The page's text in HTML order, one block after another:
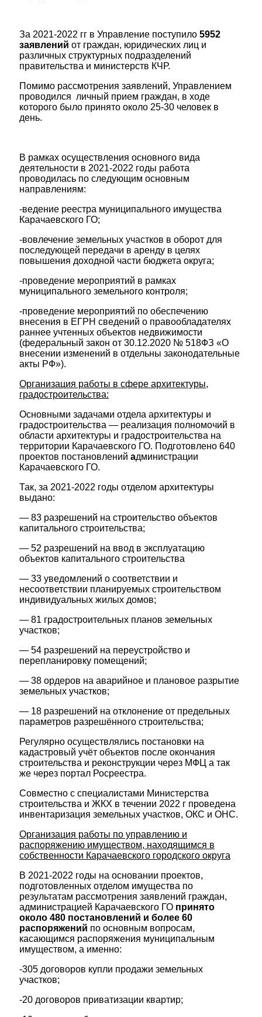
За 2021-2022 гг в Управление поступило 5952
заявлений от граждан, юридических лиц и
различных структурных подразделений
правительства и министерств КЧР.
Помимо рассмотрения заявлений, Управлением
проводился личный прием граждан, в ходе
которого было принято около 25-30 человек в
день.
В рамках осуществления основного вида
деятельности в 2021-2022 годы работа
проводилась по следующим основным
направлениям:
-ведение реестра муниципального имущества
Карачаевского ГО;
-вовлечение земельных участков в оборот для
последующей передачи в аренду в целях
повышения доходной части бюджета округа;
-проведение мероприятий в рамках
муниципального земельного контроля;
-проведение мероприятий по обеспечению
внесения в ЕГРН сведений о правообладателях
раннее учтенных объектов недвижимости
(федеральный закон от 30.12.2020 № 518ФЗ «О
внесении изменений в отдельны законодательные
акты РФ»).
Организация работы в сфере архитектуры,
градостроительства:
Основными задачами отдела архитектуры и
градостроительства — реализация полномочий в
области архитектуры и градостроительства на
территории Карачаевского ГО. Подготовлено 640
проектов постановлений администрации
Карачаевского ГО.
Так, за 2021-2022 годы отделом архитектуры
выдано:
— 83 разрешений на строительство объектов
капитального строительства;
— 52 разрешений на ввод в эксплуатацию
объектов капитального строительства
— 33 уведомлений о соответствии и
несоответствии планируемых строительством
индивидуальных жилых домов;
— 81 градостроительных планов земельных
участков;
— 54 разрешений на переустройство и
перепланировку помещений;
— 38 ордеров на аварийное и плановое разрытие
земельных участков;
— 18 разрешений на отклонение от предельных
параметров разрешённого строительства;
Регулярно осуществлялись постановки на
кадастровый учёт объектов после окончания
строительства и реконструкции через МФЦ а так
же через портал Росреестра.
Совместно с специалистами Министерства
строительства и ЖКХ в течении 2022 г проведена
инвентаризация земельных участков, ОКС и ОНС.
Организация работы по управлению и
распоряжению имуществом, находящимся в
собственности Карачаевского городского округа
В 2021-2022 годы на основании проектов,
подготовленных отделом имущества по
результатам рассмотрения заявлений граждан,
администрацией Карачаевского ГО принято
около 480 постановлений и более 60
распоряжений по основным вопросам,
касающимся распоряжения муниципальным
имуществом, а именно:
-305 договоров купли продажи земельных
участков;
-20 договоров приватизации квартир;